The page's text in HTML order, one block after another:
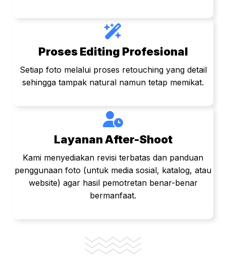
Proses Editing Profesional
Setiap foto melalui proses retouching yang detail
sehingga tampak natural namun tetap memikat.
Layanan After-Shoot
Kami menyediakan revisi terbatas dan panduan
penggunaan foto (untuk media sosial, katalog, atau
website) agar hasil pemotretan benar-benar
bermanfaat.